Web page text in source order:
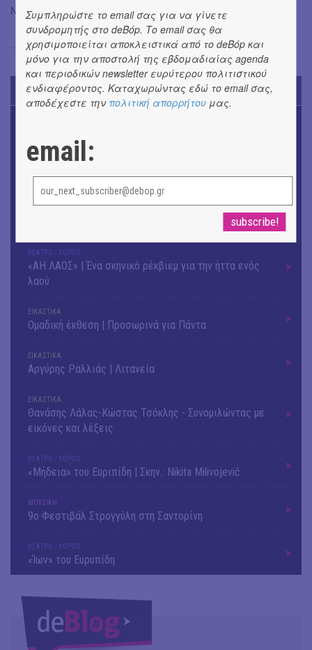
Ναταλία Μαντά στα live visuals.
Μαντώ Χαντζή
TODAY'S EVENTS
ANILIO PARK FESTIVAL 2026
ΘΕΑΤΡΟ / ΧΟΡΟΣ
«ΑΗ ΛΑΟΣ» | Ένα σκηνικό ρέκβιεμ για την ήττα ενός
λαού
ΕΙΚΑΣΤΙΚΑ
Ομαδική έκθεση | Προσωρινά για Πάντα
ΕΙΚΑΣΤΙΚΑ
Αργύρης Ραλλιάς | Λιτανεία
ΕΙΚΑΣΤΙΚΑ
Θανάσης Λάλας-Κώστας Τσόκλης - Συνομιλώντας με
εικόνες και λέξεις
ΘΕΑΤΡΟ / ΧΟΡΟΣ
«Μήδεια» του Ευριπίδη | Σκην.: Nikita Milivojević
ΜΟΥΣΙΚΗ
9o Φεστιβάλ Στρογγύλη στη Σαντορίνη
ΘΕΑΤΡΟ / ΧΟΡΟΣ
«Ίων» του Ευρυπίδη
Συμπληρώστε το email σας για να γίνετε
συνδρομητής στο deBόp. Το email σας θα
χρησιμοποιείται αποκλειστικά από το deBόp και
μόνο για την αποστολή της εβδομαδιαίας agenda
και περιοδικών newsletter ευρύτερου πολιτιστικού
ενδιαφέροντος. Καταχωρώντας εδώ το email σας,
αποδέχεστε την πολιτική απορρήτου μας.
email: